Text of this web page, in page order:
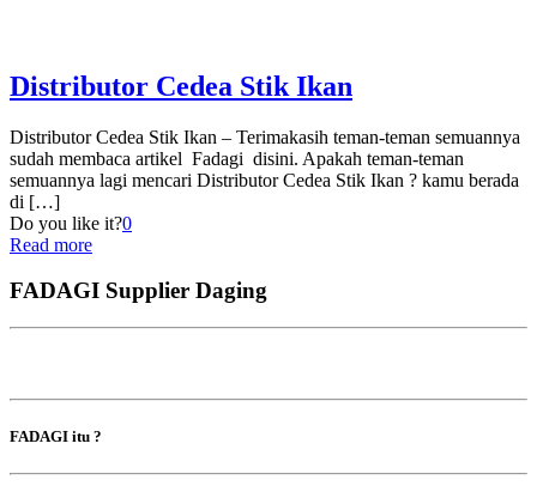
Distributor Cedea Stik Ikan
Distributor Cedea Stik Ikan – Terimakasih teman-teman semuannya
sudah membaca artikel Fadagi disini. Apakah teman-teman
semuannya lagi mencari Distributor Cedea Stik Ikan ? kamu berada
di […]
Do you like it?0
Read more
FADAGI Supplier Daging
FADAGI itu ?